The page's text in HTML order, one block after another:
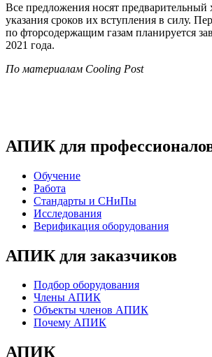
Все предложения носят предварительный
указания сроков их вступления в силу.
по фторсодержащим газам планируется
2021 года.
По материалам Cooling Post
АПИК для
Обучение
Работа
Стандарты и СНиПы
Исследования
Верификация оборудования
АПИК для заказчиков
Подбор оборудования
Члены АПИК
Объекты членов АПИК
Почему АПИК
АПИК